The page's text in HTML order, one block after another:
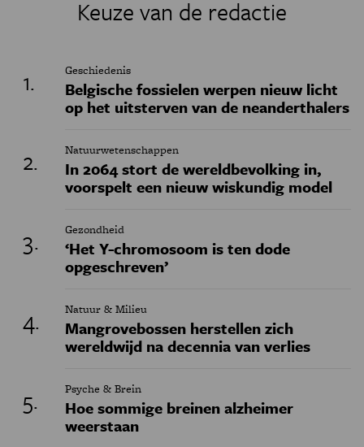
Keuze van de redactie
Geschiedenis
Belgische fossielen werpen nieuw licht
op het uitsterven van de neanderthalers
Natuurwetenschappen
In 2064 stort de wereldbevolking in,
voorspelt een nieuw wiskundig model
Gezondheid
‘Het Y-chromosoom is ten dode
opgeschreven’
Natuur & Milieu
Mangrovebossen herstellen zich
wereldwijd na decennia van verlies
Psyche & Brein
Hoe sommige breinen alzheimer
weerstaan